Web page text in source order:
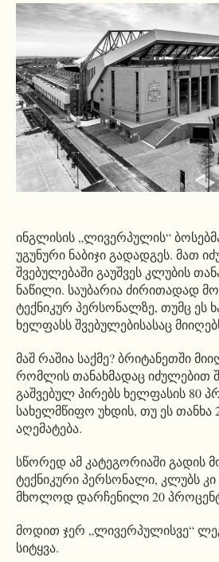
ინგლისის „ლივერპულის“
უგუნური ნაბიჯი გადადგეს. მათ
შვებულებაში გაუშვეს კლუბის
ნაწილი. საუბარია ძირითადად
ტექნიკურ პერსონალზე, თუმც ეს
ხელფასს შვებულებისასაც
მაშ რაშია საქმე? ბრიტანეთში
რომლის თანახმადაც იძულებით
გაშვებულ პირებს ხელფასის 80
სახელმწიფო უხდის, თუ ეს თანხა
აღემატება.
სწორედ ამ კატეგორიაში გადის
ტექნიკური პერსონალი, კლუბს
მხოლოდ დარჩენილი 20
მოდით ჯერ „ლივერპულისვე“
სიტყვა.